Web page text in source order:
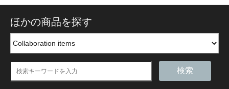
ほかの商品を探す
検索